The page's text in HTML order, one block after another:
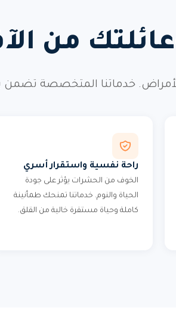
من
خدماتنا المتخصصة تضمن
راحة نفسية واستقرار أسري
الخوف من الحشرات يؤثر على جودة
الحياة والنوم. خدماتنا تمنحك طمأنينة
كاملة وحياة مستقرة خالية من القلق.